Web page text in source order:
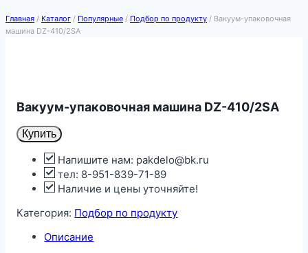
Главная / Каталог / Популярные / Подбор по продукту / Вакуум-упаковочная
машина DZ-410/2SA
Вакуум-упаковочная машина DZ-410/2SA
Купить
Напишите нам: pakdelo@bk.ru
тел: 8-951-839-71-89
Наличие и цены уточняйте!
Категория: Подбор по продукту
Описание